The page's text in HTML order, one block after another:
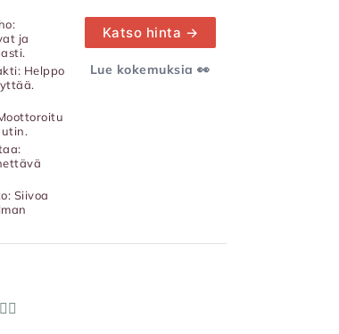
ja
Helppo
Siivoa
Katso hinta →
Lue kokemuksia 👀